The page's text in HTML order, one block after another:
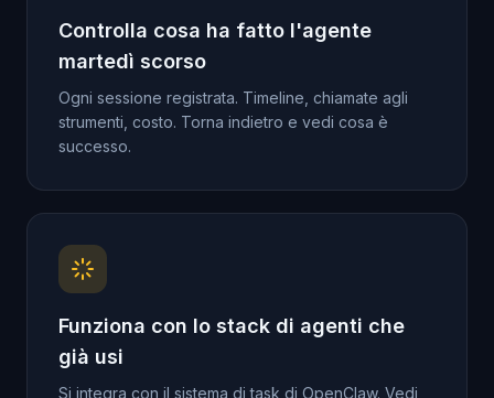
Controlla cosa ha fatto l'agente
martedì scorso
Ogni sessione registrata. Timeline, chiamate agli
strumenti, costo. Torna indietro e vedi cosa è
successo.
Funziona con lo stack di agenti che
già usi
Si integra con il sistema di task di OpenClaw. Vedi